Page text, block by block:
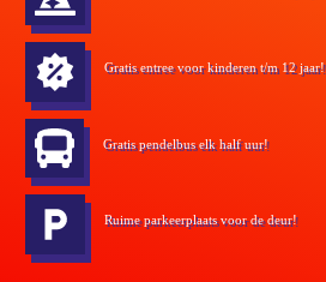
Gratis entree voor kinderen t/m 12 jaar!
Gratis pendelbus elk half uur!
Ruime parkeerplaats voor de deur!